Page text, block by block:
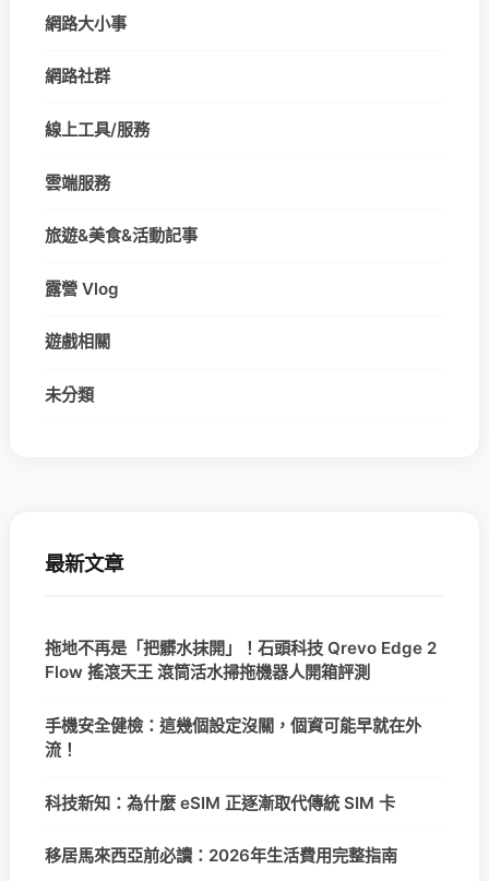
網路大小事
網路社群
線上工具/服務
雲端服務
旅遊&美食&活動記事
露營 Vlog
遊戲相關
未分類
最新文章
拖地不再是「把髒水抹開」！石頭科技 Qrevo Edge 2
Flow 搖滾天王 滾筒活水掃拖機器人開箱評測
手機安全健檢：這幾個設定沒關，個資可能早就在外
流！
科技新知：為什麼 eSIM 正逐漸取代傳統 SIM 卡
移居馬來西亞前必讀：2026年生活費用完整指南